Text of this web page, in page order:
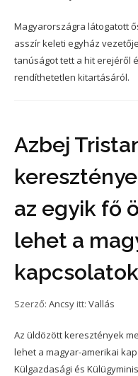
Magyarországra látogatott
asszír keleti egyház
tanúságot tett a hit erejéről
rendíthetetlen kitartásáról.
Azbej
az egyik fő
lehet a
Szerző: Ancsy itt: Vallás
Az üldözött keresztények
lehet a magyar-amerikai
Külgazdasági és